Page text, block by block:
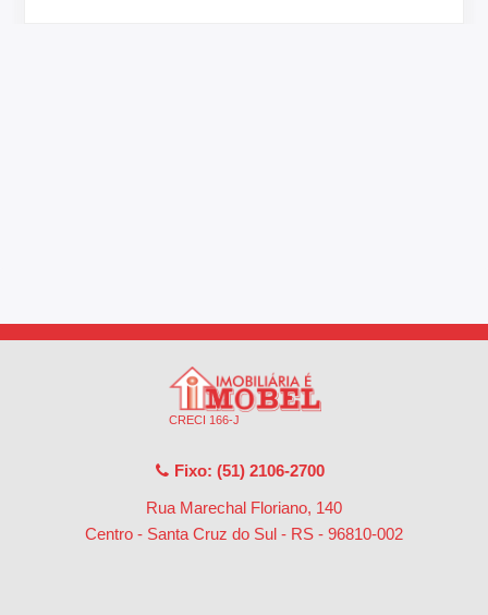
CRECI 166-J
Fixo: (51) 2106-2700
Rua Marechal Floriano, 140
Centro - Santa Cruz do Sul - RS - 96810-002